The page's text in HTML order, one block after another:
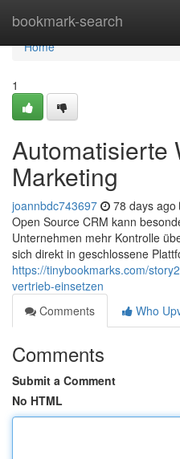
bookmark-search
Home
Home
1
Automatisierte
Marketing
joannbdc743697 78 days ago
Open Source CRM kann
Unternehmen mehr Kontrolle
sich direkt in geschlossene
https://tinybookmarks.com/
vertrieb-einsetzen
Comments
Who
Comments
Submit a Comment
No HTML